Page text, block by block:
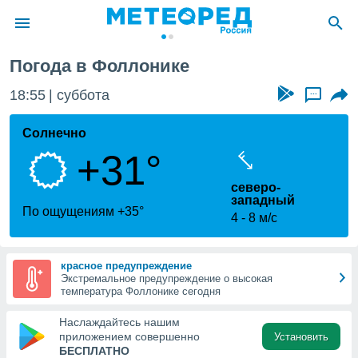
о
Вы можете
к этому
доступ
Погода в Фоллонике
18:55 суббота ...
Солнечно
+31°
По ощущениям +35°
северо-
западный
4
8 м/с
красное предупреждение
Экстремальное предупреждение о высокая
температура Фоллонике сегодня
Наслаждайтесь нашим
приложением совершенно
БЕСПЛАТНО
Установить